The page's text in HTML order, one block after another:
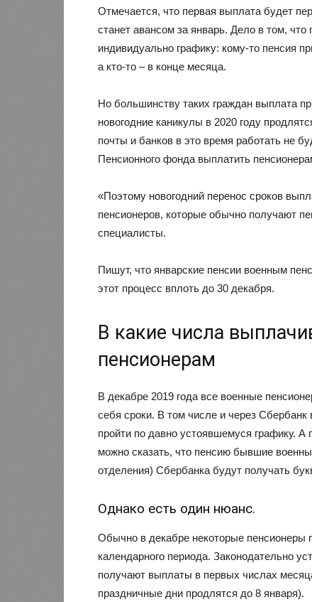
Отмечается, что первая выплата будет
станет авансом за январь. Дело в том,
индивидуально графику: кому-то пенсия
а кто-то – в конце месяца.
Но большинству таких граждан выплата
новогодние каникулы в 2020 году
почты и банков в это время работать не
Пенсионного фонда выплатить
«Поэтому новогодний перенос сроков
пенсионеров, которые обычно получают
специалисты.
Пишут, что январские пенсии военным
этот процесс вплоть до 30 декабря.
В какие числа
пенсионерам
В декабре 2019 года все военные
себя сроки. В том числе и через
пройти по давно устоявшемуся графику. А
можно сказать, что пенсию бывшие
отделения) Сбербанка будут получать
Однако есть один нюанс.
Обычно в декабре некоторые пенсионеры
календарного периода. Законодательно
получают выплаты в первых числах
праздничные дни продлятся до 8 января).